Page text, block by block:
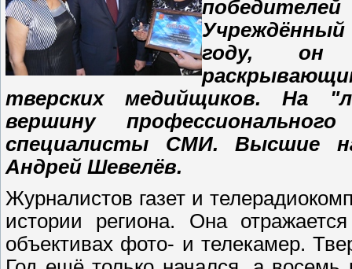
году, он
тверских медийщиков. На
вершину
специалисты СМИ. Высшие
Андрей Шевелёв.
Журналистов газет и
истории региона. Она
объективах фото- и телекамер.